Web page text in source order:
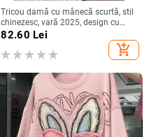
Tricou damă cu mânecă scurtă, stil
chinezesc, vară 2025, design cu
funda și bretele, croială Slim, top
82.60 Lei
add_shopping_cart